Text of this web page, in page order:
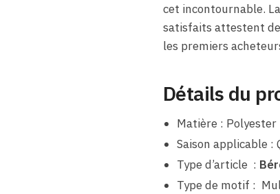
cet incontournable.
satisfaits attestent
les premiers
Détails du
Matière : Polyester
Saison applicable :
Type d’article :
Type de motif :